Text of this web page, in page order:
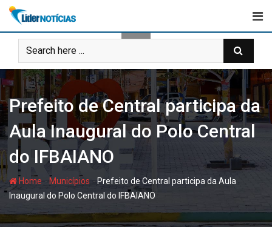
Skip
content
Prefeito de Central participa da
Aula Inaugural do Polo Central
do IFBAIANO
Home - Municípios - Prefeito de Central participa da Aula
Inaugural do Polo Central do IFBAIANO